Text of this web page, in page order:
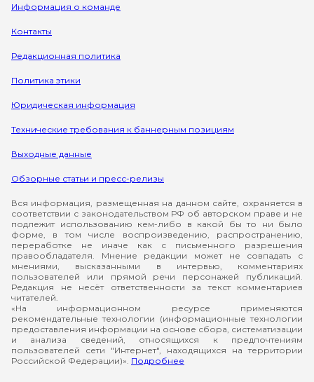
Информация о команде
Контакты
Редакционная политика
Политика этики
Юридическая информация
Технические требования к баннерным позициям
Выходные данные
Обзорные статьи и пресс-релизы
Вся информация, размещенная на данном сайте, охраняется в
соответствии с законодательством РФ об авторском праве и не
подлежит использованию кем-либо в какой бы то ни было
форме, в том числе воспроизведению, распространению,
переработке не иначе как с письменного разрешения
правообладателя. Мнение редакции может не совпадать с
мнениями, высказанными в интервью, комментариях
пользователей или прямой речи персонажей публикаций.
Редакция не несёт ответственности за текст комментариев
читателей.
«На информационном ресурсе применяются
рекомендательные технологии (информационные технологии
предоставления информации на основе сбора, систематизации
и анализа сведений, относящихся к предпочтениям
пользователей сети "Интернет", находящихся на территории
Российской Федерации)». Подробнее